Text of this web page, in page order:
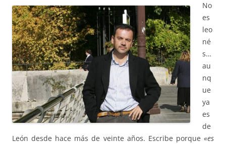
No
es
leo
né
s…
au
nq
ue
ya
es
de
León desde hace más de veinte años. Escribe porque «es